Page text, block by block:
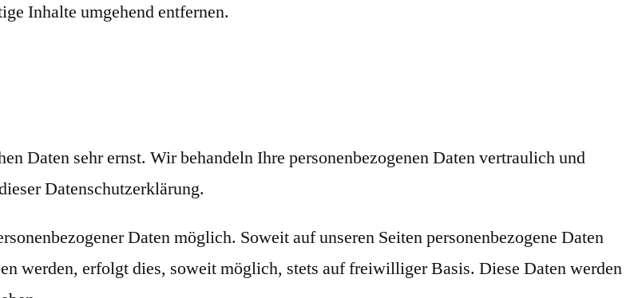
Inhalte umgehend entfernen.
Daten sehr ernst. Wir behandeln Ihre personenbezogenen Daten vertraulich und
Datenschutzerklärung.
Daten möglich. Soweit auf unseren Seiten personenbezogene Daten
werden, erfolgt dies, soweit möglich, stets auf freiwilliger Basis. Diese Daten werden